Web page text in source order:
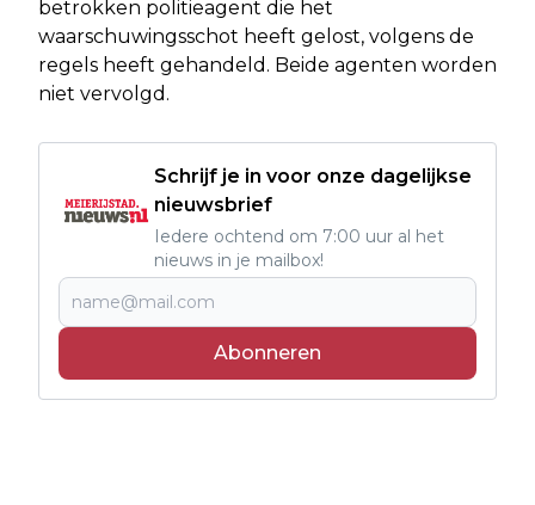
betrokken politieagent die het
waarschuwingsschot heeft gelost, volgens de
regels heeft gehandeld. Beide agenten worden
niet vervolgd.
Schrijf je in voor onze dagelijkse
nieuwsbrief
Iedere ochtend om 7:00 uur al het
nieuws in je mailbox!
Abonneren